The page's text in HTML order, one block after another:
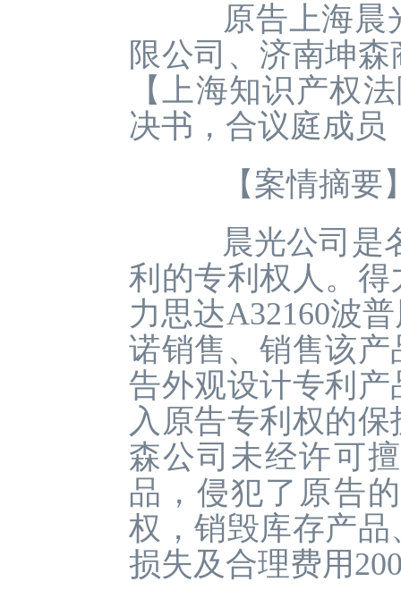
原告上海晨光
限公司、济南坤
【上海知识产权
决书，合议庭成员
【案情摘要
晨光公司是名
利的专利权人。
力思达A32160波
诺销售、销售该
告外观设计专利
入原告专利权的
森公司未经许可
品，侵犯了原告
权，销毁库存产
损失及合理费用